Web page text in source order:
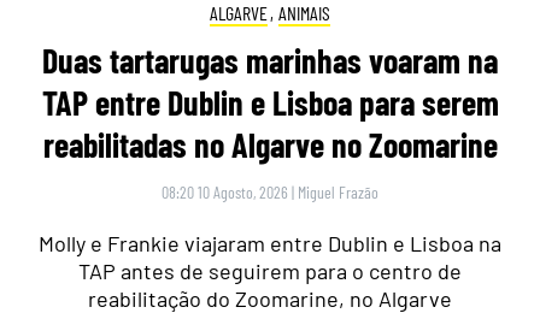
ALGARVE, ANIMAIS
Duas tartarugas marinhas voaram na
TAP entre Dublin e Lisboa para serem
reabilitadas no Algarve no Zoomarine
08:20 10 Agosto, 2026 | Miguel Frazão
Molly e Frankie viajaram entre Dublin e Lisboa na
TAP antes de seguirem para o centro de
reabilitação do Zoomarine, no Algarve